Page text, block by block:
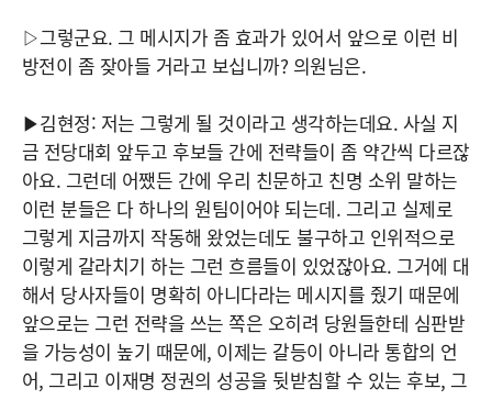
▷그렇군요. 그 메시지가 좀 효과가 있어서 앞으로 이런 비
방전이 좀 잦아들 거라고 보십니까? 의원님은.
▶김현정: 저는 그렇게 될 것이라고 생각하는데요. 사실 지
금 전당대회 앞두고 후보들 간에 전략들이 좀 약간씩 다르잖
아요. 그런데 어쨌든 간에 우리 친문하고 친명 소위 말하는
이런 분들은 다 하나의 원팀이어야 되는데. 그리고 실제로
그렇게 지금까지 작동해 왔었는데도 불구하고 인위적으로
이렇게 갈라치기 하는 그런 흐름들이 있었잖아요. 그거에 대
해서 당사자들이 명확히 아니다라는 메시지를 줬기 때문에
앞으로는 그런 전략을 쓰는 쪽은 오히려 당원들한테 심판받
을 가능성이 높기 때문에, 이제는 갈등이 아니라 통합의 언
어, 그리고 이재명 정권의 성공을 뒷받침할 수 있는 후보, 그